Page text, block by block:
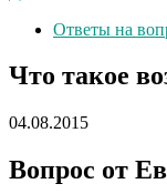
Ответы на
Что такое
04.08.2015
Вопрос от